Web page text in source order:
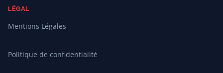
LÉGAL
Mentions Légales
Politique de confidentialité